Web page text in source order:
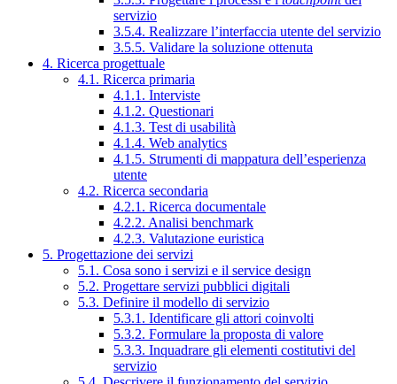
servizio
3.5.4. Realizzare l’interfaccia utente del servizio
3.5.5. Validare la soluzione ottenuta
4. Ricerca progettuale
4.1. Ricerca primaria
4.1.1. Interviste
4.1.2. Questionari
4.1.3. Test di usabilità
4.1.4. Web analytics
4.1.5. Strumenti di mappatura dell’esperienza
utente
4.2. Ricerca secondaria
4.2.1. Ricerca documentale
4.2.2. Analisi benchmark
4.2.3. Valutazione euristica
5. Progettazione dei servizi
5.1. Cosa sono i servizi e il service design
5.2. Progettare servizi pubblici digitali
5.3. Definire il modello di servizio
5.3.1. Identificare gli attori coinvolti
5.3.2. Formulare la proposta di valore
5.3.3. Inquadrare gli elementi costitutivi del
servizio